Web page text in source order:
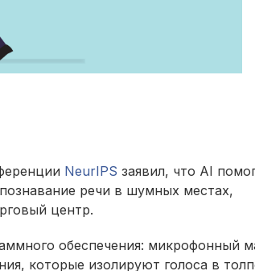
NeurIPS заявил, что AI
речи в шумных местах,
центр.
обеспечения: микрофонный
которые изолируют голоса в